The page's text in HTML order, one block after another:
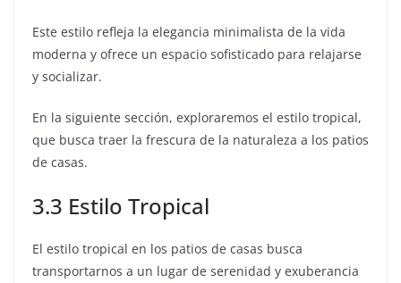
Este estilo refleja la elegancia minimalista de la vida
moderna y ofrece un espacio sofisticado para relajarse
y socializar.
En la siguiente sección, exploraremos el estilo tropical,
que busca traer la frescura de la naturaleza a los patios
de casas.
3.3 Estilo Tropical
El estilo tropical en los patios de casas busca
transportarnos a un lugar de serenidad y exuberancia